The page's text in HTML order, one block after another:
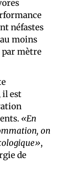
néfastes
moins
par mètre
il est
«En
on
,
de